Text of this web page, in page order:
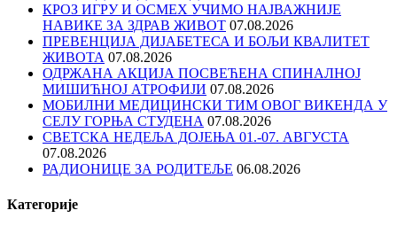
КРОЗ ИГРУ И ОСМЕХ УЧИМО НАЈВАЖНИЈЕ
НАВИКЕ ЗА ЗДРАВ ЖИВОТ 07.08.2026
ПРЕВЕНЦИЈА ДИЈАБЕТЕСА И БОЉИ КВАЛИТЕТ
ЖИВОТА 07.08.2026
ОДРЖАНА АКЦИЈА ПОСВЕЋЕНА СПИНАЛНОЈ
МИШИЋНОЈ АТРОФИЈИ 07.08.2026
МОБИЛНИ МЕДИЦИНСКИ ТИМ ОВОГ ВИКЕНДА У
СЕЛУ ГОРЊА СТУДЕНА 07.08.2026
СВЕТСКА НЕДЕЉА ДОЈЕЊА 01.-07. АВГУСТА
07.08.2026
РАДИОНИЦЕ ЗА РОДИТЕЉЕ 06.08.2026
Категорије